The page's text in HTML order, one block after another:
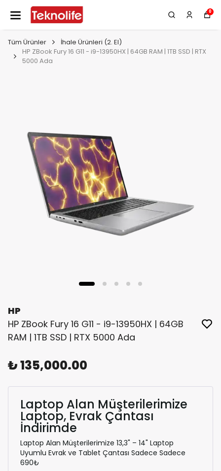
0
Tüm Ürünler
İhale Ürünleri (2. El)
HP ZBook Fury 16 G11 - i9-13950HX | 64GB RAM | 1TB SSD | RTX
5000 Ada
HP
HP ZBook Fury 16 G11 - i9-13950HX | 64GB
RAM | 1TB SSD | RTX 5000 Ada
₺ 135,000.00
Laptop Alan Müşterilerimize
Laptop, Evrak Çantası
İndirimde
Laptop Alan Müşterilerimize 13,3" – 14" Laptop
Uyumlu Evrak ve Tablet Çantası Sadece Sadece
690₺